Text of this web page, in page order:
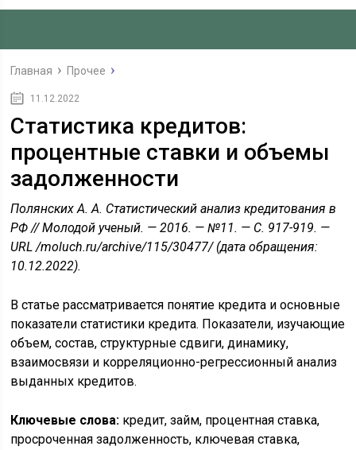
Главная Прочее
11.12.2022
Статистика кредитов:
процентные ставки и объемы
задолженности
Полянских А. А. Статистический анализ кредитования в
РФ // Молодой ученый. — 2016. — №11. — С. 917-919. —
URL /moluch.ru/archive/115/30477/ (дата обращения:
10.12.2022).
В статье рассматривается понятие кредита и основные
показатели статистики кредита. Показатели, изучающие
объем, состав, структурные сдвиги, динамику,
взаимосвязи и корреляционно-регрессионный анализ
выданных кредитов.
Ключевые слова: кредит, займ, процентная ставка,
просроченная задолженность, ключевая ставка,